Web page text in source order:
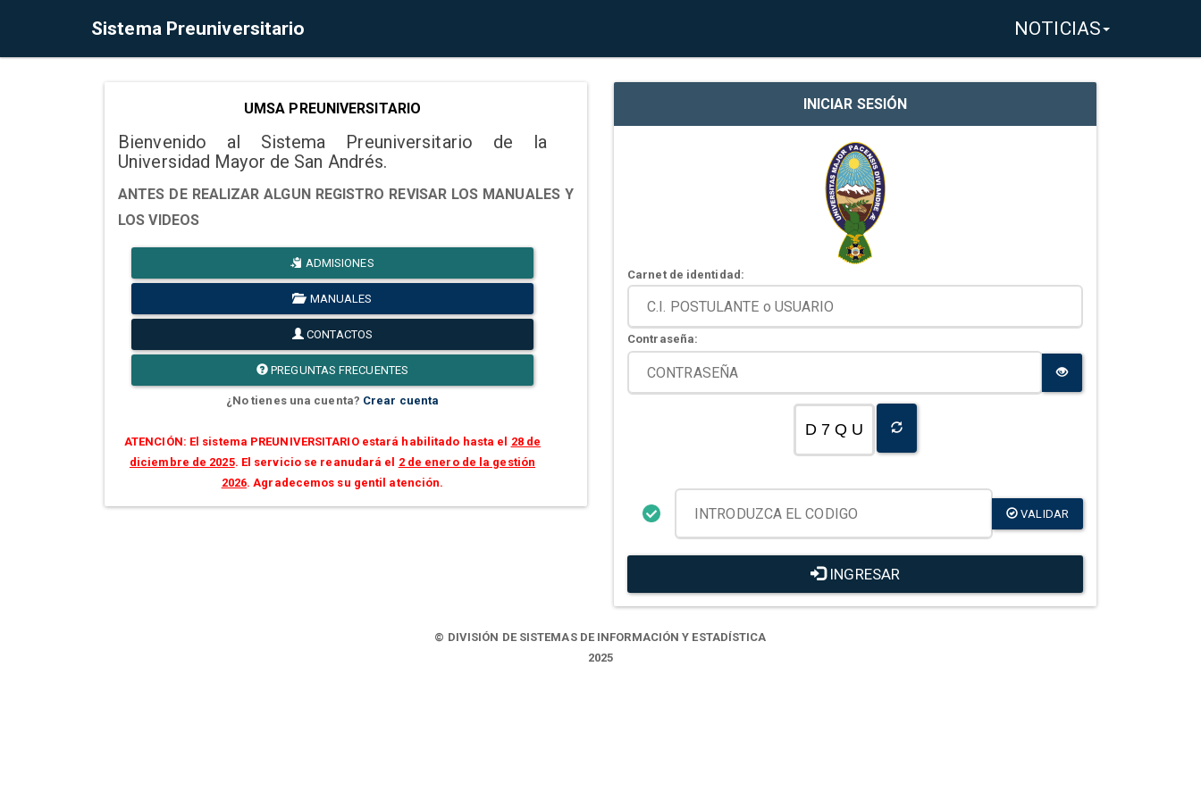
Sistema Preuniversitario NOTICIAS
UMSA PREUNIVERSITARIO
Bienvenido al Sistema Preuniversitario de la
Universidad Mayor de San Andrés.
ANTES DE REALIZAR ALGUN REGISTRO REVISAR LOS MANUALES Y
LOS VIDEOS
ADMISIONES
MANUALES
CONTACTOS
PREGUNTAS FRECUENTES
¿No tienes una cuenta? Crear cuenta
ATENCIÓN: El sistema PREUNIVERSITARIO estará habilitado hasta el 28 de
diciembre de 2025. El servicio se reanudará el 2 de enero de la gestión
2026. Agradecemos su gentil atención.
INICIAR SESIÓN
Carnet de identidad:
Contraseña:
D 7 Q U
VALIDAR
INGRESAR
© DIVISIÓN DE SISTEMAS DE INFORMACIÓN Y ESTADÍSTICA
2025